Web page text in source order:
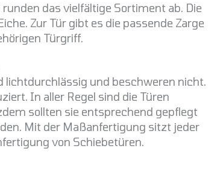
das vielfältige Sortiment ab. Die
Zur Tür gibt es die passende Zarge
Türgriff.
lichtdurchlässig und beschweren nicht.
In aller Regel sind die Türen
sollten sie entsprechend gepflegt
Mit der Maßanfertigung sitzt jeder
von Schiebetüren.